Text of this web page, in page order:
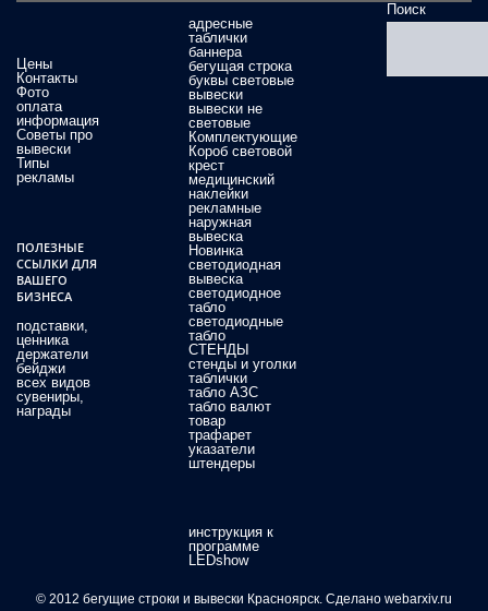
Цены
Контакты
Фото
оплата
информация
Советы про
вывески
Типы
рекламы
ПОЛЕЗНЫЕ
ССЫЛКИ ДЛЯ
ВАШЕГО
БИЗНЕСА
подставки,
ценника
держатели
бейджи
всех видов
сувениры,
награды
адресные
таблички
баннера
бегущая строка
буквы световые
вывески
вывески не
световые
Комплектующие
Короб световой
крест
медицинский
наклейки
рекламные
наружная
вывеска
Новинка
светодиодная
вывеска
светодиодное
табло
светодиодные
табло
СТЕНДЫ
стенды и уголки
таблички
табло АЗС
табло валют
товар
трафарет
указатели
штендеры
инструкция к
программе
LEDshow
Поиск
© 2012 бегущие строки и вывески Красноярск. Сделано webarxiv.ru